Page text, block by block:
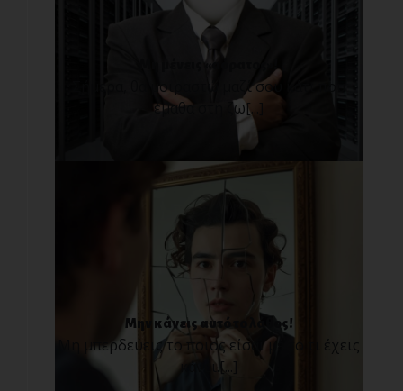
Μη μένεις «αόρατος»!
Σήμερα, θα μοιραστώ μαζί σου κάτι που
έμαθα στη ζω[...]
Μην κάνεις αυτό το λάθος!
Μη μπερδεύεις το ποιος είσαι με το τι έχεις
κάνει.[...]